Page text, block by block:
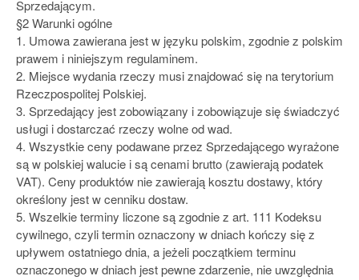
Sprzedającym.
§2 Warunki ogólne
1. Umowa zawierana jest w języku polskim, zgodnie z polskim
prawem i niniejszym regulaminem.
2. Miejsce wydania rzeczy musi znajdować się na terytorium
Rzeczpospolitej Polskiej.
3. Sprzedający jest zobowiązany i zobowiązuje się świadczyć
usługi i dostarczać rzeczy wolne od wad.
4. Wszystkie ceny podawane przez Sprzedającego wyrażone
są w polskiej walucie i są cenami brutto (zawierają podatek
VAT). Ceny produktów nie zawierają kosztu dostawy, który
określony jest w cenniku dostaw.
5. Wszelkie terminy liczone są zgodnie z art. 111 Kodeksu
cywilnego, czyli termin oznaczony w dniach kończy się z
upływem ostatniego dnia, a jeżeli początkiem terminu
oznaczonego w dniach jest pewne zdarzenie, nie uwzględnia